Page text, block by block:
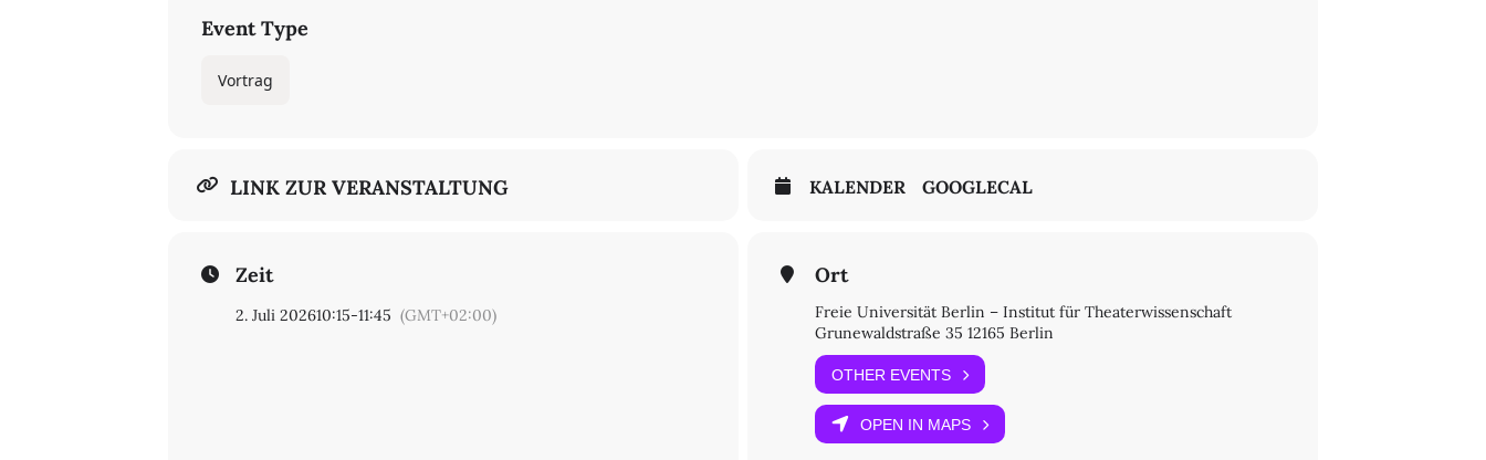
Event Type
Vortrag
LINK ZUR VERANSTALTUNG KALENDER GOOGLECAL
Zeit
2. Juli 202610:15-11:45 (GMT+02:00)
Ort
Freie Universität Berlin – Institut für Theaterwissenschaft
Grunewaldstraße 35 12165 Berlin
OTHER EVENTS
OPEN IN MAPS